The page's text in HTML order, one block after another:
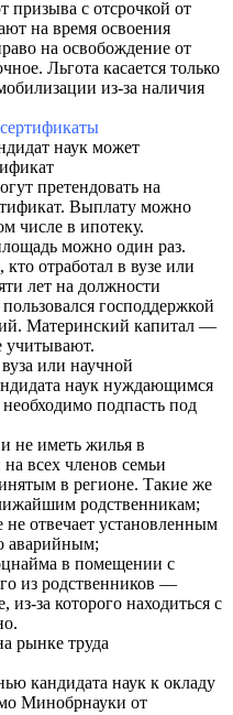
призыва с отсрочкой от
на время освоения
на освобождение от
Льгота касается только
из-за наличия
наук может
претендовать на
Выплату можно
числе в ипотеку.
можно один раз.
отработал в вузе или
лет на должности
господдержкой
Материнский капитал —
учитывают.
или научной
наук нуждающимся
подпасть под
не иметь жилья в
всех членов семьи
в регионе. Такие же
родственникам;
отвечает установленным
аварийным;
в помещении с
из родственников —
из-за которого находиться с
рынке труда
кандидата наук к окладу
Минобрнауки от